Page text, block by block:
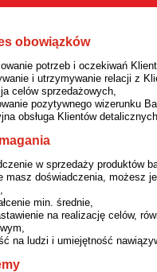
obowiązków
potrzeb i oczekiwań
i utrzymywanie relacji z
celów sprzedażowych,
pozytywnego wizerunku
obsługa Klientów
w sprzedaży produktów
masz doświadczenia, możesz
min. średnie,
na realizację celów,
na ludzi i umiejętność